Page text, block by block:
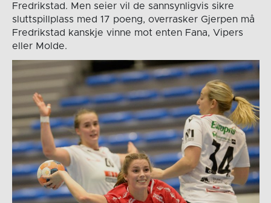
Fredrikstad. Men seier vil de sannsynligvis sikre
sluttspillplass med 17 poeng, overrasker Gjerpen må
Fredrikstad kanskje vinne mot enten Fana, Vipers
eller Molde.